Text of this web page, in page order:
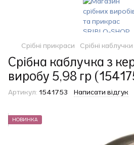
Срібні прикраси Срібні каблучки
Срібна каблучка з
виробу 5,98 гр
Артикул: 1541753 Написати відгук
НОВИНКА